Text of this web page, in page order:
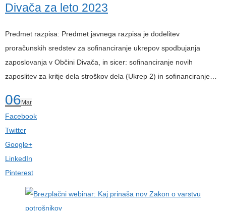
Divača za leto 2023
Predmet razpisa: Predmet javnega razpisa je dodelitev
proračunskih sredstev za sofinanciranje ukrepov spodbujanja
zaposlovanja v Občini Divača, in sicer: sofinanciranje novih
zaposlitev za kritje dela stroškov dela (Ukrep 2) in sofinanciranje…
06 Mar
Facebook
Twitter
Google+
LinkedIn
Pinterest